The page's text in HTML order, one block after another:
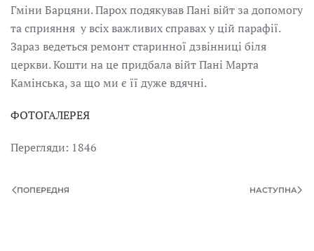
Гміни Барцяни. Парох подякував Пані війт за допомогу
та сприяння у всіх важливих справах у цій парафії.
Зараз ведеться ремонт старинної дзвінниці біля
церкви. Кошти на це придбала війт Пані Марта
Камінська, за що ми є її дуже вдячні.
ФОТОГАЛЕРЕЯ
Перегляди: 1846
ПОПЕРЕДНЯ НАСТУПНА